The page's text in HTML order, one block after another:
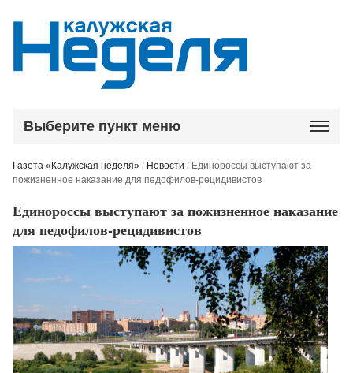
Выберите пункт меню
Газета «Калужская неделя» / Новости / Единороссы выступают за
пожизненное наказание для педофилов-рецидивистов
Единороссы выступают за пожизненное наказание
для педофилов-рецидивистов